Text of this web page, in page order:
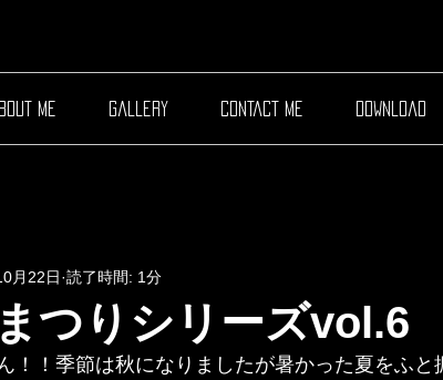
me gallery contact me download
つりシリーズvol.6
月22日 読了時間: 1分
！！季節は秋になりましたが暑かった夏をふと